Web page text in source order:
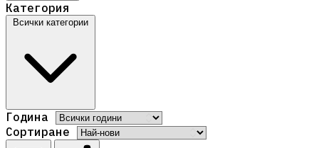
Категория
Всички категории
Година
Сортиране